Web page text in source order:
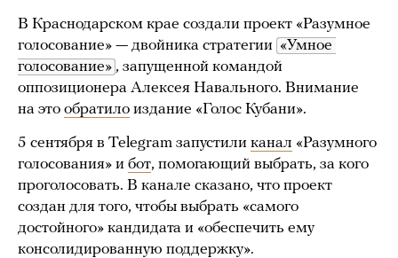
В Краснодарском крае создали проект «Разумное
голосование» — двойника стратегии «Умное
голосование» , запущенной командой
оппозиционера Алексея Навального. Внимание
на это обратило издание «Голос Кубани».
5 сентября в Telegram запустили канал «Разумного
голосования» и бот, помогающий выбрать, за кого
проголосовать. В канале сказано, что проект
создан для того, чтобы выбрать «самого
достойного» кандидата и «обеспечить ему
консолидированную поддержку».